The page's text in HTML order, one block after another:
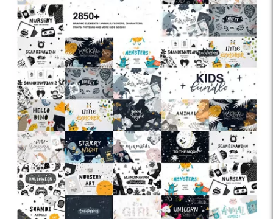
Photoshop Gradients + Texture Patterns- 99 گرادینت و پترن هنری فتوشاپ
Lightroom Presets Bundles
- مجموعه بزرگ پریست لایت روم با افکت های
ادامه فهرست ...